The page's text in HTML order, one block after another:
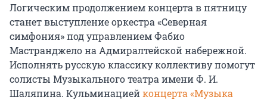
Логическим продолжением концерта в пятницу
станет выступление оркестра «Северная
симфония» под управлением Фабио
Мастранджело на Адмиралтейской набережной.
Исполнять русскую классику коллективу помогут
солисты Музыкального театра имени Ф. И.
Шаляпина. Кульминациейконцерта «Музыка